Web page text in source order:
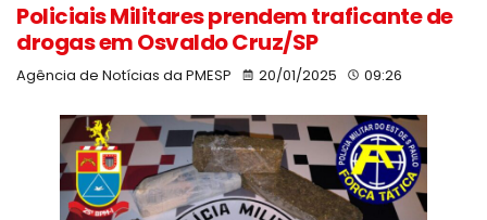
Policiais Militares prendem traficante de
drogas em Osvaldo Cruz/SP
Agência de Notícias da PMESP 20/01/2025 09:26